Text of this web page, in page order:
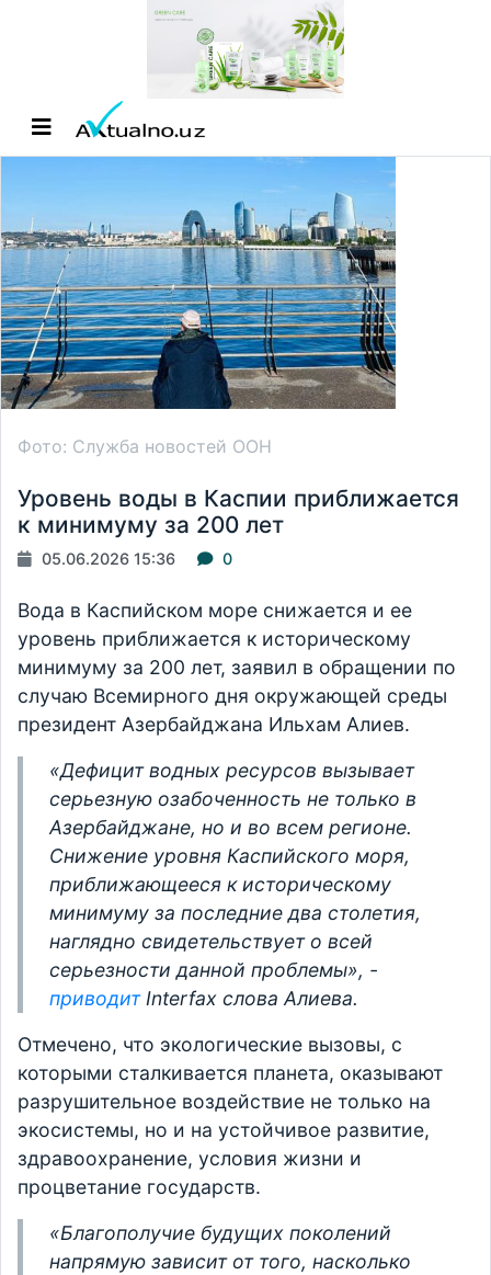
Фото: Служба новостей ООН
Уровень воды в Каспии приближается
к минимуму за 200 лет
05.06.2026 15:36 0
Вода в Каспийском море снижается и ее
уровень приближается к историческому
минимуму за 200 лет, заявил в обращении по
случаю Всемирного дня окружающей среды
президент Азербайджана Ильхам Алиев.
«Дефицит водных ресурсов вызывает
серьезную озабоченность не только в
Азербайджане, но и во всем регионе.
Снижение уровня Каспийского моря,
приближающееся к историческому
минимуму за последние два столетия,
наглядно свидетельствует о всей
серьезности данной проблемы», -
приводитInterfax слова Алиева.
Отмечено, что экологические вызовы, с
которыми сталкивается планета, оказывают
разрушительное воздействие не только на
экосистемы, но и на устойчивое развитие,
здравоохранение, условия жизни и
процветание государств.
«Благополучие будущих поколений
напрямую зависит от того, насколько